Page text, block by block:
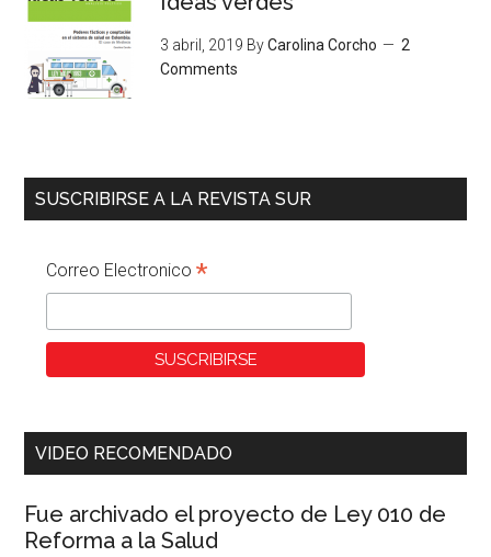
3 abril, 2019 ByCarolina Corcho
2
Comments
SUSCRIBIRSE A LA REVISTA SUR
Correo Electronico*
VIDEO RECOMENDADO
Fue archivado el proyecto de Ley 010 de
Reforma a la Salud